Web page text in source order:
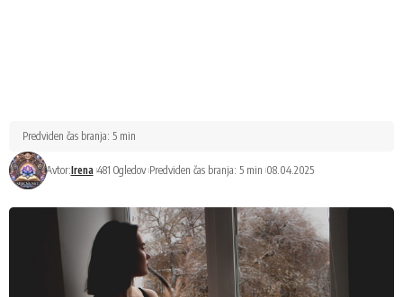
Avtor:Irena 481 Ogledov Predviden čas branja: 5 min 08.04.2025
Predviden čas branja: 5 min